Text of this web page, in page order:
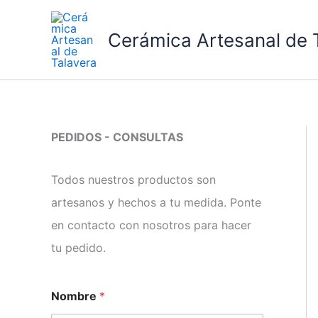
contenido
Cerámica Artesanal de
PEDIDOS - CONSULTAS
Todos nuestros productos son
artesanos y hechos a tu medida. Ponte
en contacto con nosotros para hacer
tu pedido.
l
e
Nombre *